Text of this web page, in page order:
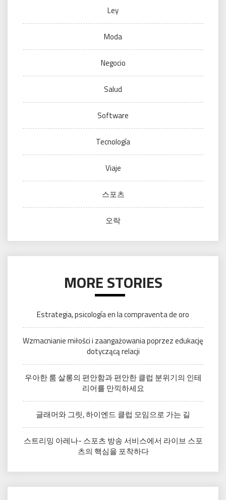
Ley
Moda
Negocio
Salud
Software
Tecnología
Viaje
스포츠
오락
MORE STORIES
Estrategia, psicología en la compraventa de oro
Wzmacnianie miłości i zaangażowania poprzez edukację
dotyczącą relacji
우아한 룸 살롱의 편안함과 편안한 클럽 분위기의 인테
리어를 만끽하세요
글래머와 그릿, 하이엔드 클럽 모임으로 가는 길
스트리밍 아레나- 스포츠 방송 서비스에서 라이브 스포
츠의 핵심을 포착하다